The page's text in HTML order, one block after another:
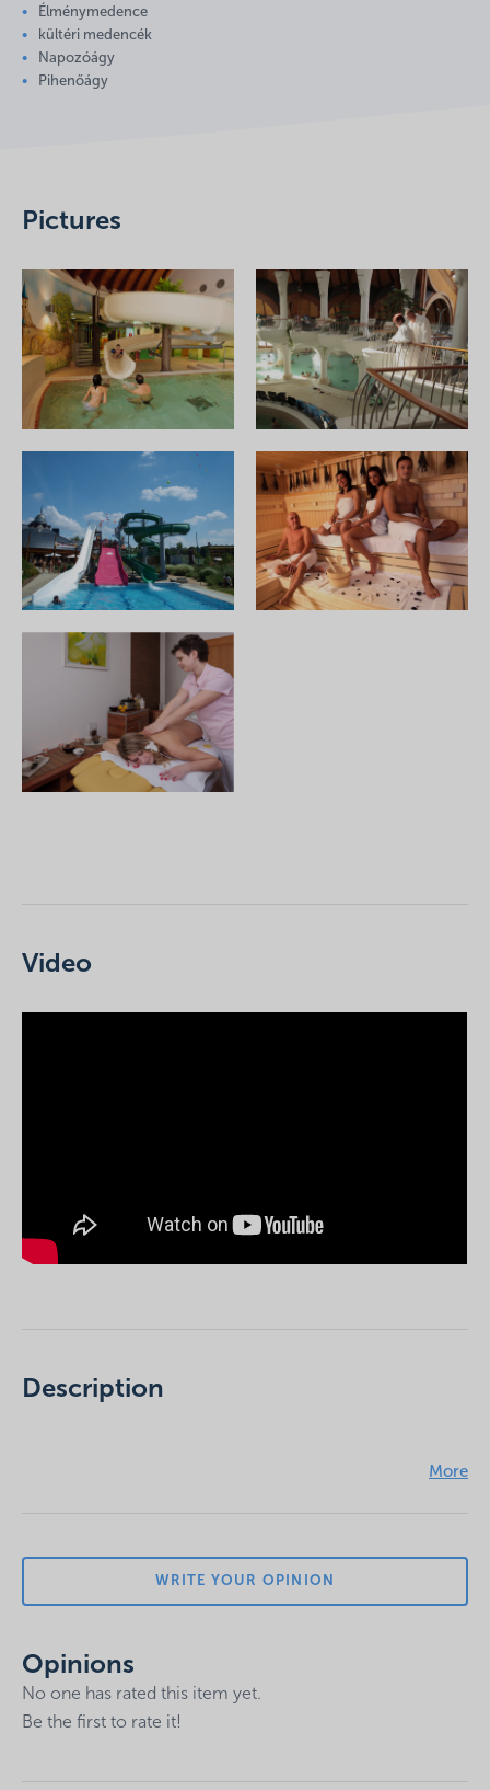
Élménymedence
kültéri medencék
Napozóágy
Pihenőágy
Pictures
Video
Description
WRITE YOUR OPINION
Opinions
No one has rated this item yet.
Be the first to rate it!